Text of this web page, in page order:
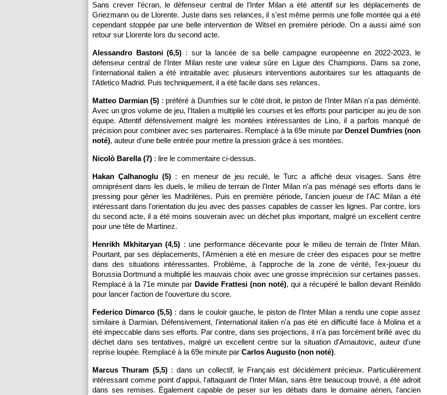
Sans crever l'écran, le défenseur central de l'Inter Milan a été attentif sur les déplacements de
Griezmann ou de Llorente. Juste dans ses relances, il s'est même permis une folle montée qui a été
cependant stoppée par une belle intervention de Witsel en première période. On a aussi aimé son
retour sur Llorente lors du second acte.
Alessandro Bastoni (6,5) : sur la lancée de sa belle campagne européenne en 2022-2023, le
défenseur central de l'Inter Milan reste une valeur sûre en Ligue des Champions. Dans sa zone,
l'international italien a été intraitable avec plusieurs interventions autoritaires sur les attaquants de
l'Atletico Madrid. Puis techniquement, il a été facile dans ses relances.
Matteo Darmian (5) : préféré à Dumfries sur le côté droit, le piston de l'Inter Milan n'a pas démérité.
Avec un gros volume de jeu, l'Italien a multiplié les courses et les efforts pour participer au jeu de son
équipe. Attentif défensivement malgré les montées intéressantes de Lino, il a parfois manqué de
précision pour combiner avec ses partenaires. Remplacé à la 69e minute parDenzel Dumfries (non
noté), auteur d'une belle entrée pour mettre la pression grâce à ses montées.
Nicolò Barella (7) : lire le commentaire ci-dessus.
Hakan Çalhanoglu (5) : en meneur de jeu reculé, le Turc a affiché deux visages. Sans être
omniprésent dans les duels, le milieu de terrain de l'Inter Milan n'a pas ménagé ses efforts dans le
pressing pour gêner les Madrilènes. Puis en première période, l'ancien joueur de l'AC Milan a été
intéressant dans l'orientation du jeu avec des passes capables de casser les lignes. Par contre, lors
du second acte, il a été moins souverain avec un déchet plus important, malgré un excellent centre
pour une tête de Martinez.
Henrikh Mkhitaryan (4,5) : une performance décevante pour le milieu de terrain de l'Inter Milan.
Pourtant, par ses déplacements, l'Arménien a été en mesure de créer des espaces pour se mettre
dans des situations intéressantes. Problème, à l'approche de la zone de vérité, l'ex-joueur du
Borussia Dortmund a multiplié les mauvais choix avec une grosse imprécision sur certaines passes.
Remplacé à la 71e minute par Davide Frattesi (non noté), qui a récupéré le ballon devant Reinildo
pour lancer l'action de l'ouverture du score.
Federico Dimarco (5,5) : dans le couloir gauche, le piston de l'Inter Milan a rendu une copie assez
similaire à Darmian. Défensivement, l'international italien n'a pas été en difficulté face à Molina et a
été impeccable dans ses efforts. Par contre, dans ses projections, il n'a pas forcément brillé avec du
déchet dans ses tentatives, malgré un excellent centre sur la situation d'Arnautovic, auteur d'une
reprise loupée. Remplacé à la 69e minute par Carlos Augusto (non noté).
Marcus Thuram (5,5): dans un collectif, le Français est décidément précieux. Particulièrement
intéressant comme point d'appui, l'attaquant de l'Inter Milan, sans être beaucoup trouvé, a été adroit
dans ses remises. Également capable de peser sur les débats dans le domaine aérien, l'ancien